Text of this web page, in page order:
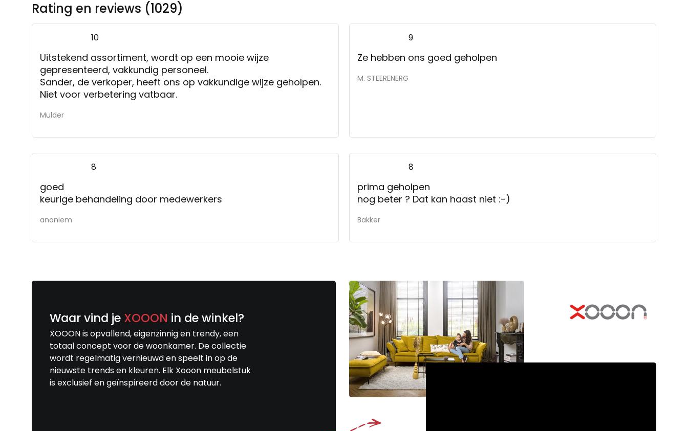
Rating en reviews (1029)
10
Uitstekend assortiment, wordt op een mooie wijze
gepresenteerd, vakkundig personeel.
Sander, de verkoper, heeft ons op vakkundige wijze geholpen.
Niet voor verbetering vatbaar.
Mulder
9
Ze hebben ons goed geholpen
M. STEERENERG
8
goed
keurige behandeling door medewerkers
anoniem
8
prima geholpen
nog beter ? Dat kan haast niet :-)
Bakker
Waar vind je XOOON in de winkel?
XOOON is opvallend, eigenzinnig en trendy, een
totaal concept voor de woonkamer. De collectie
wordt regelmatig vernieuwd en speelt in op de
nieuwste trends en kleuren. Elk Xooon meubelstuk
is exclusief en geïnspireerd door de natuur.